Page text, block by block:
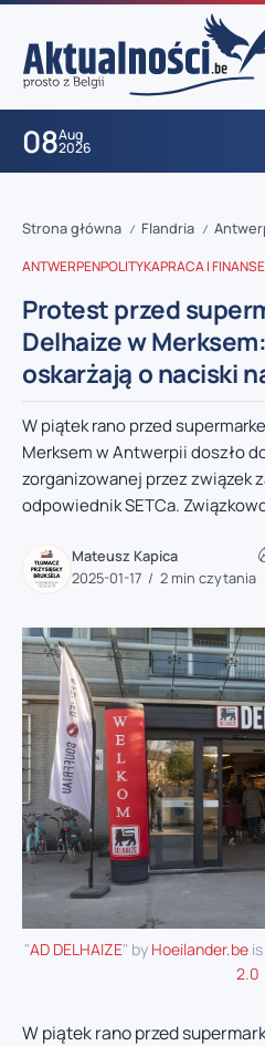
08Aug
2026
Strona główna / Flandria /
ANTWERPENPOLITYKAPRACA I FINANSE
Protest przed
Delhaize w
oskarżają o naciski
W piątek rano przed
Merksem w Antwerpii doszło
zorganizowanej przez związek
odpowiednik SETCa.
Mateusz Kapica
2025-01-17
2 min czytania
"AD DELHAIZE" by Hoeilander.beis
2.0
W piątek rano przed